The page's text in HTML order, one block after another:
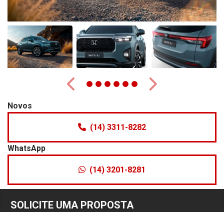
SOLICITE UMA PROPOSTA
Anterior
Próximo
Novos
(14) 3311-8282
WhatsApp
(14) 3201-8281